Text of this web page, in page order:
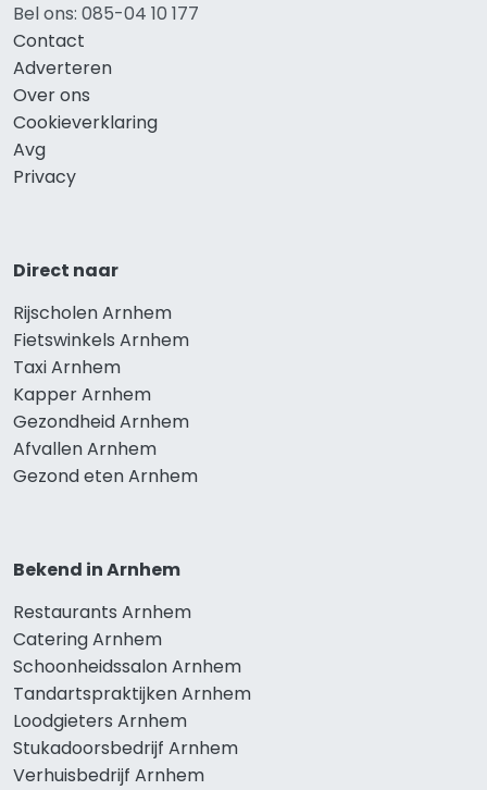
Bel ons: 085-04 10 177
Contact
Adverteren
Over ons
Cookieverklaring
Avg
Privacy
Direct naar
Rijscholen Arnhem
Fietswinkels Arnhem
Taxi Arnhem
Kapper Arnhem
Gezondheid Arnhem
Afvallen Arnhem
Gezond eten Arnhem
Bekend in Arnhem
Restaurants Arnhem
Catering Arnhem
Schoonheidssalon Arnhem
Tandartspraktijken Arnhem
Loodgieters Arnhem
Stukadoorsbedrijf Arnhem
Verhuisbedrijf Arnhem